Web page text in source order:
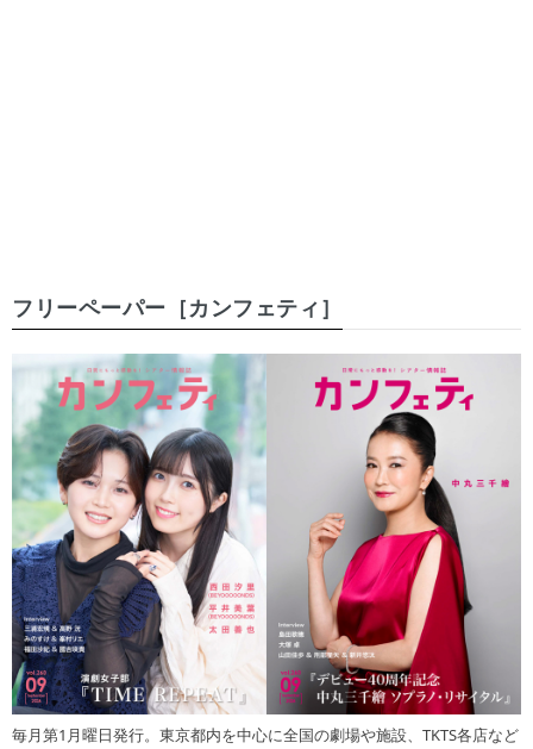
フリーペーパー［カンフェティ］
毎月第1月曜日発行。東京都内を中心に全国の劇場や施設、TKTS各店など